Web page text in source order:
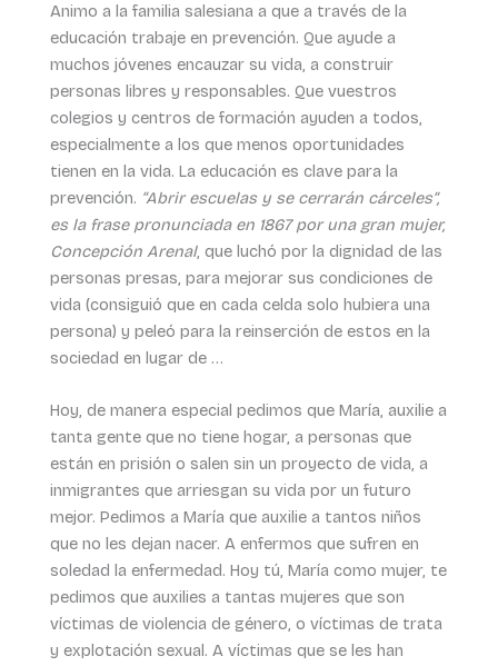
Animo a la familia salesiana a que a través de la
educación trabaje en prevención. Que ayude a
muchos jóvenes encauzar su vida, a construir
personas libres y responsables. Que vuestros
colegios y centros de formación ayuden a todos,
especialmente a los que menos oportunidades
tienen en la vida. La educación es clave para la
prevención. “Abrir escuelas y se cerrarán cárceles”,
es la frase pronunciada en 1867 por una gran mujer,
Concepción Arenal, que luchó por la dignidad de las
personas presas, para mejorar sus condiciones de
vida (consiguió que en cada celda solo hubiera una
persona) y peleó para la reinserción de estos en la
sociedad en lugar de …
Hoy, de manera especial pedimos que María, auxilie a
tanta gente que no tiene hogar, a personas que
están en prisión o salen sin un proyecto de vida, a
inmigrantes que arriesgan su vida por un futuro
mejor. Pedimos a María que auxilie a tantos niños
que no les dejan nacer. A enfermos que sufren en
soledad la enfermedad. Hoy tú, María como mujer, te
pedimos que auxilies a tantas mujeres que son
víctimas de violencia de género, o víctimas de trata
y explotación sexual. A víctimas que se les han